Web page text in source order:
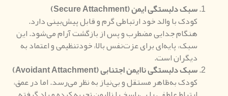
سبک دلبستگی ایمن(
Secure Attachment
)
کودک با والد خود ارتباطی گرم و قابل پیش‌بینی دارد.
هنگام جدایی مضطرب و پس از بازگشت آرام می‌شود. این
سبک، پایه‌ای برای عزت‌نفس بالا، خودتنظیمی و اعتماد به
دیگران است.
سبک دلبستگی ناایمن اجتنابی(
Avoidant Attachment
)
کودک به‌ظاهر مستقل و بی‌نیاز به نظر می‌رسد. اما در عمق،